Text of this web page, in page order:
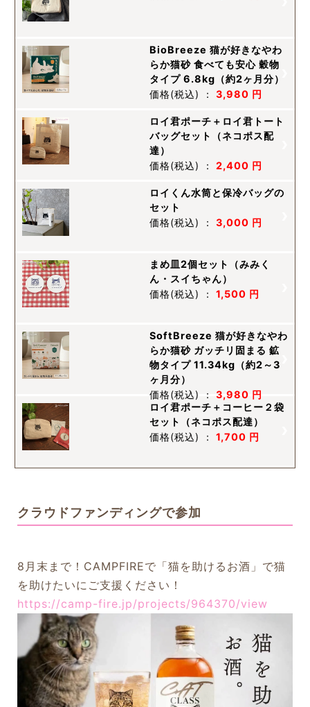
BioBreeze 猫が好きなやわ
らか猫砂 食べても安心 穀物
タイプ 6.8kg（約2ヶ月分）
価格(税込) ： 3,980 円
ロイ君ポーチ＋ロイ君トート
バッグセット（ネコポス配
達）
価格(税込) ： 2,400 円
ロイくん水筒と保冷バッグの
セット
価格(税込) ： 3,000 円
まめ皿2個セット（みみく
ん・スイちゃん）
価格(税込) ： 1,500 円
SoftBreeze 猫が好きなやわ
らか猫砂 ガッチリ固まる 鉱
物タイプ 11.34kg（約2～3
ヶ月分）
価格(税込) ：
3,980 円
ロイ君ポーチ＋コーヒー２袋
セット（ネコポス配達）
価格(税込) ： 1,700 円
クラウドファンディングで参加
8月末まで！CAMPFIREで「猫を助けるお酒」で猫
を助けたいにご支援ください！
https://camp-fire.jp/projects/964370/view